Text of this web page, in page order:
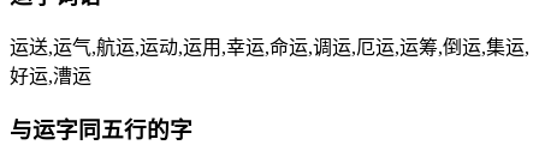
运送,运气,航运,运动,运用,幸运,命运,调运,厄运,运筹,倒运,集运,
好运,漕运
与运字同五行的字